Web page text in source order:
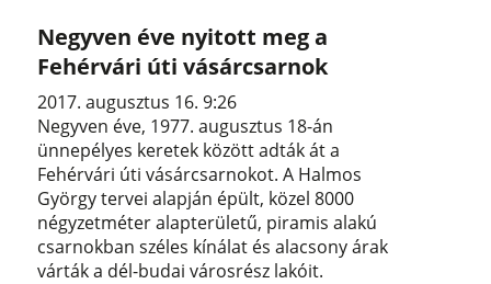
Negyven éve nyitott meg a
Fehérvári úti vásárcsarnok
2017. augusztus 16. 9:26
Negyven éve, 1977. augusztus 18-án
ünnepélyes keretek között adták át a
Fehérvári úti vásárcsarnokot. A Halmos
György tervei alapján épült, közel 8000
négyzetméter alapterületű, piramis alakú
csarnokban széles kínálat és alacsony árak
várták a dél-budai városrész lakóit.